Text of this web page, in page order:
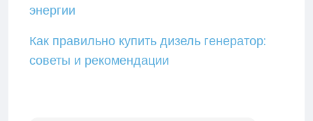
энергии
Как правильно купить дизель генератор:
советы и рекомендации